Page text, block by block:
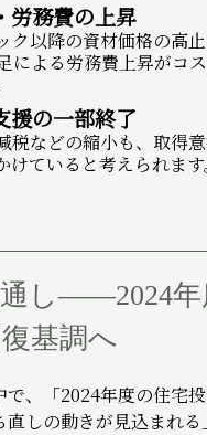
労務費の上昇
ク以降の資材価格の高
による労務費上昇がコ
援の一部終了
税などの縮小も、取得
けていると考えられます
し――2024年
基調へ
で、「2024年度の住宅
直しの動きが見込まれ